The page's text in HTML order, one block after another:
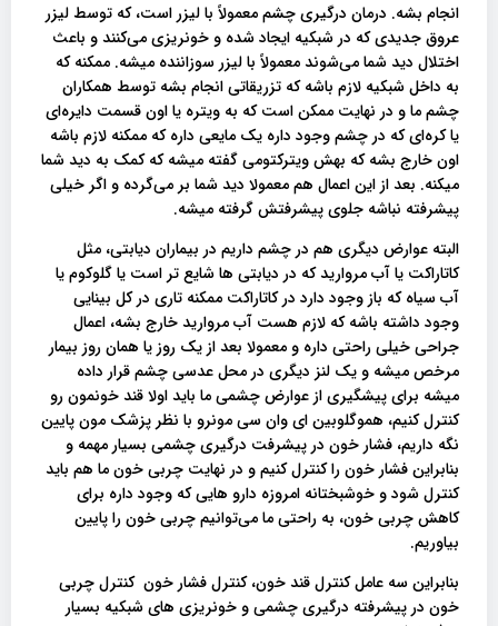
انجام بشه. درمان درگیری چشم معمولاً با لیزر است، که توسط لیزر
عروق جدیدی که در شبکیه ایجاد شده و خونریزی می‌کنند و باعث
اختلال دید شما می‌شوند معمولاً با لیزر سوزاننده میشه. ممکنه که
به داخل شبکیه لازم باشه که تزریقاتی انجام بشه توسط همکاران
چشم ما و در نهایت ممکن است که به ویتره یا اون قسمت دایره‌ای
یا کره‌ای که در چشم وجود داره یک مایعی داره که ممکنه لازم باشه
اون خارج بشه که بهش ویترکتومی گفته میشه که کمک به دید شما
میکنه. بعد از این اعمال هم معمولا دید شما بر می‌گرده و اگر خیلی
پیشرفته نباشه جلوی پیشرفتش گرفته میشه.
البته عوارض دیگری هم در چشم داریم در بیماران دیابتی، مثل
کاتاراکت یا آب مروارید که در دیابتی ها شایع تر است یا گلوکوم یا
آب سیاه که باز وجود دارد در کاتاراکت ممکنه تاری در کل بینایی
وجود داشته باشه که لازم هست آب مروارید خارج بشه، اعمال
جراحی خیلی راحتی داره و معمولا بعد از یک روز یا همان روز بیمار
مرخص میشه و یک لنز دیگری در محل عدسی چشم قرار داده
میشه برای پیشگیری از عوارض چشمی ما باید اولا قند خونمون رو
کنترل کنیم، هموگلوبین ای وان سی مونرو با نظر پزشک مون پایین
نگه داریم، فشار خون در پیشرفت درگیری چشمی بسیار مهمه و
بنابراین فشار خون را کنترل کنیم و در نهایت چربی خون ما هم باید
کنترل شود و خوشبختانه امروزه دارو هایی که وجود داره برای
کاهش چربی خون، به راحتی ما می‌توانیم چربی خون را پایین
بیاوریم.
بنابراین سه عامل کنترل قند خون، کنترل فشار خون کنترل چربی
خون در پیشرفته درگیری چشمی و خونریزی‌ های شبکیه بسیار